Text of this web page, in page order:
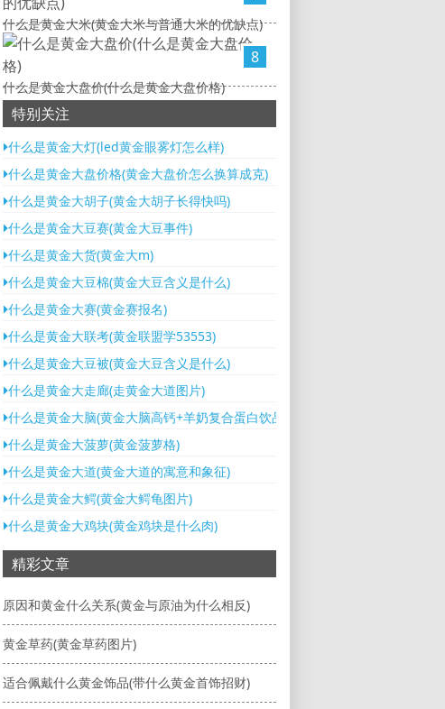
什么是黄金大米(黄金大米与普通大米的优缺点)
8
什么是黄金大盘价(什么是黄金大盘价格)
特别关注
什么是黄金大灯(led黄金眼雾灯怎么样)
什么是黄金大盘价格(黄金大盘价怎么换算成克)
什么是黄金大胡子(黄金大胡子长得快吗)
什么是黄金大豆赛(黄金大豆事件)
什么是黄金大货(黄金大m)
什么是黄金大豆棉(黄金大豆含义是什么)
什么是黄金大赛(黄金赛报名)
什么是黄金大联考(黄金联盟学53553)
什么是黄金大豆被(黄金大豆含义是什么)
什么是黄金大走廊(走黄金大道图片)
什么是黄金大脑(黄金大脑高钙+羊奶复合蛋白饮品多少钱)
什么是黄金大菠萝(黄金菠萝格)
什么是黄金大道(黄金大道的寓意和象征)
什么是黄金大鳄(黄金大鳄龟图片)
什么是黄金大鸡块(黄金鸡块是什么肉)
精彩文章
原因和黄金什么关系(黄金与原油为什么相反)
黄金草药(黄金草药图片)
适合佩戴什么黄金饰品(带什么黄金首饰招财)